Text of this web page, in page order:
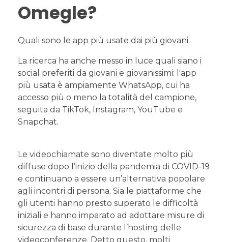
Omegle?
Quali sono le app più usate dai più giovani
La ricerca ha anche messo in luce quali siano i
social preferiti da giovani e giovanissimi: l'app
più usata è ampiamente WhatsApp, cui ha
accesso più o meno la totalità del campione,
seguita da TikTok, Instagram, YouTube e
Snapchat.
Le videochiamate sono diventate molto più
diffuse dopo l’inizio della pandemia di COVID-19
e continuano a essere un’alternativa popolare
agli incontri di persona. Sia le piattaforme che
gli utenti hanno presto superato le difficoltà
iniziali e hanno imparato ad adottare misure di
sicurezza di base durante l’hosting delle
videoconferenze. Detto questo, molti